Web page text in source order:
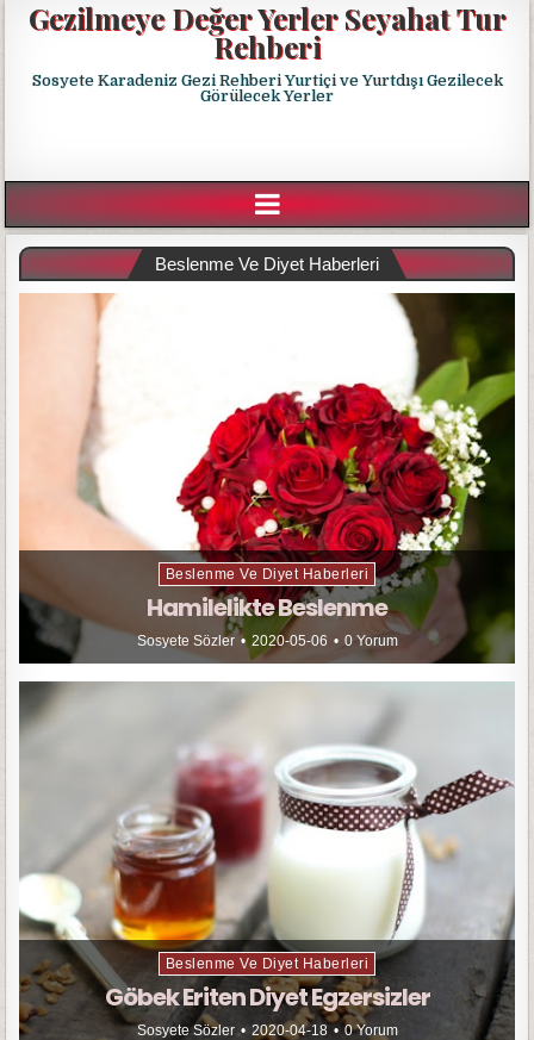
Gezilmeye Değer Yerler Seyahat Tur
Rehberi
Sosyete Karadeniz Gezi Rehberi Yurtiçi ve Yurtdışı Gezilecek
Görülecek Yerler
Beslenme Ve Diyet Haberleri
Beslenme Ve Diyet Haberleri
Hamilelikte Beslenme
Sosyete Sözler 2020-05-06 0 Yorum
Beslenme Ve Diyet Haberleri
Göbek Eriten Diyet Egzersizler
Sosyete Sözler 2020-04-18 0 Yorum